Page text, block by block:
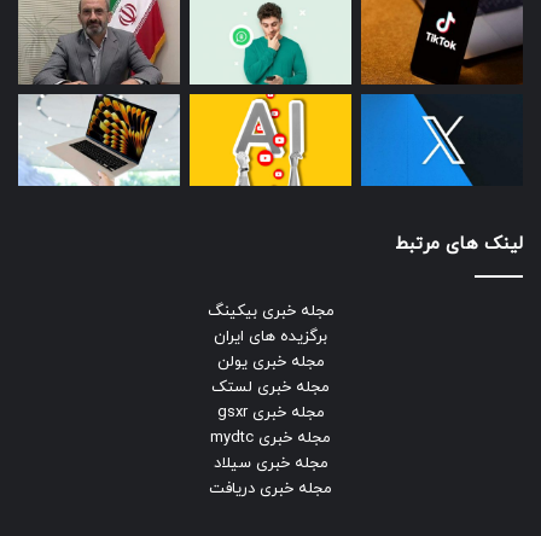
لینک های مرتبط
مجله خبری بیکینگ
برگزیده های ایران
مجله خبری یولن
مجله خبری لستک
مجله خبری gsxr
مجله خبری mydtc
مجله خبری سیلاد
مجله خبری دریافت